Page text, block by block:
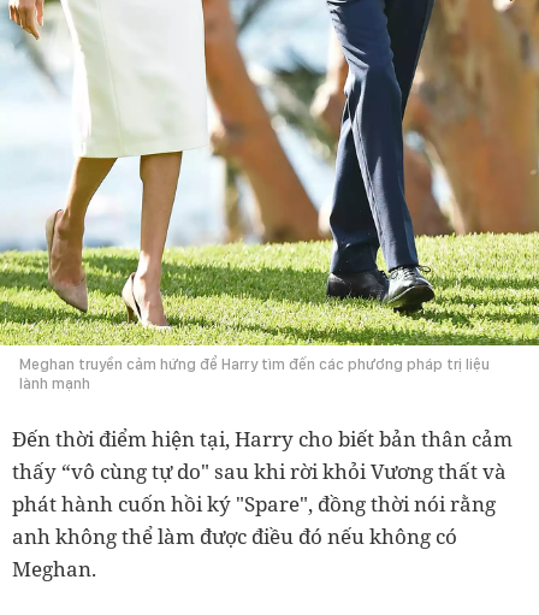
Meghan truyền cảm hứng để Harry tìm đến các phương pháp trị liệu
lành mạnh
Đến thời điểm hiện tại, Harry cho biết bản thân cảm
thấy “vô cùng tự do" sau khi rời khỏi Vương thất và
phát hành cuốn hồi ký "Spare", đồng thời nói rằng
anh không thể làm được điều đó nếu không có
Meghan.